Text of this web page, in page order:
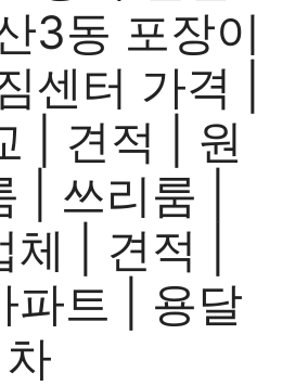
3동 포장이
센터 가격 |
| 견적 | 원
| 쓰리룸 |
| 견적 |
파트 | 용달